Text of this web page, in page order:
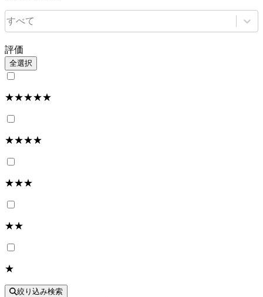
すべて
評価
全選択
★★★★★
★★★★
★★★
★★
★
絞り込み検索